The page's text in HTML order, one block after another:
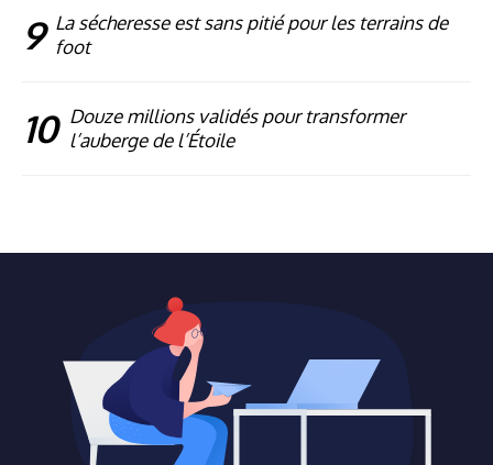
9 La sécheresse est sans pitié pour les terrains de
foot
10 Douze millions validés pour transformer
l’auberge de l’Étoile